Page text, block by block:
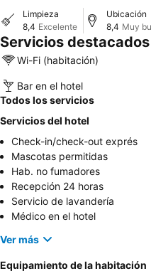
Limpieza
8,4 Excelente
Ubicación
8,4 Muy
Servicios destacados
Wi-Fi (habitación)
Bar en el hotel
Todos los servicios
Servicios del hotel
Check-in/check-out exprés
Mascotas permitidas
Hab. no fumadores
Recepción 24 horas
Servicio de lavandería
Médico en el hotel
Ver más
Equipamiento de la habitación